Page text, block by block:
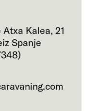
Kalea, 21
Spanje
)